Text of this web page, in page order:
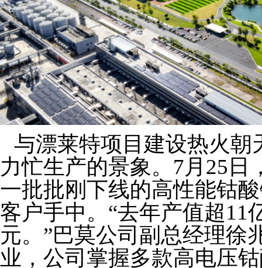
与漂莱特项目建设热火
力忙生产的景象。7月25
一批批刚下线的高性能钴
客户手中。“去年产值超11
元。”巴莫公司副总经理徐
业，公司掌握多款高电压